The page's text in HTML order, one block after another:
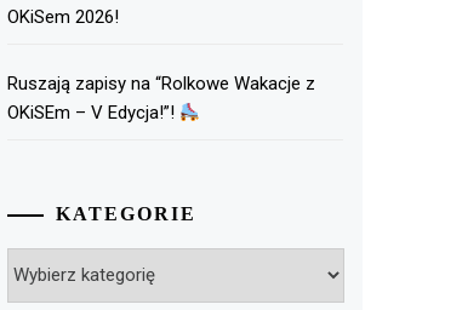
OKiSem 2026!
Ruszają zapisy na “Rolkowe Wakacje z
OKiSEm – V Edycja!”!
KATEGORIE